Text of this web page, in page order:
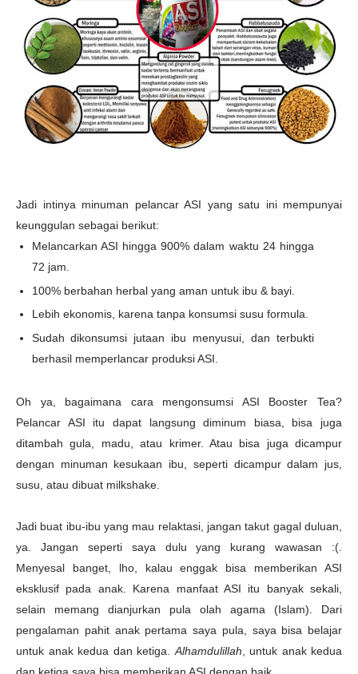
Jadi intinya minuman pelancar ASI yang satu ini mempunyai
keunggulan sebagai berikut:
Melancarkan ASI hingga 900% dalam waktu 24 hingga
72 jam.
100% berbahan herbal yang aman untuk ibu & bayi.
Lebih ekonomis, karena tanpa konsumsi susu formula.
Sudah dikonsumsi jutaan ibu menyusui, dan terbukti
berhasil memperlancar produksi ASI.
Oh ya, bagaimana cara mengonsumsi ASI Booster Tea?
Pelancar ASI itu dapat langsung diminum biasa, bisa juga
ditambah gula, madu, atau krimer. Atau bisa juga dicampur
dengan minuman kesukaan ibu, seperti dicampur dalam jus,
susu, atau dibuat milkshake.
Jadi buat ibu-ibu yang mau relaktasi, jangan takut gagal duluan,
ya. Jangan seperti saya dulu yang kurang wawasan :(.
Menyesal banget, lho, kalau enggak bisa memberikan ASI
eksklusif pada anak. Karena manfaat ASI itu banyak sekali,
selain memang dianjurkan pula olah agama (Islam). Dari
pengalaman pahit anak pertama saya pula, saya bisa belajar
untuk anak kedua dan ketiga. Alhamdulillah , untuk anak kedua